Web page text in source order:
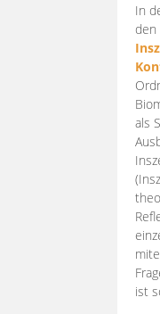
In
den
als
ist